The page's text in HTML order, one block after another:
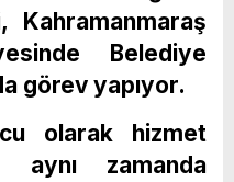
Belediye
görev yapıyor.
olarak hizmet
aynı zamanda